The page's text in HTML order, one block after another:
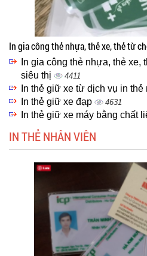
In gia công thẻ nhựa, thẻ xe, thẻ từ
In gia công thẻ nhựa, thẻ xe,
siêu thị
4411
In thẻ giữ xe từ dịch vụ in
In thẻ giữ xe đạp 4631
In thẻ giữ xe máy bằng chất
IN THẺ NHÂN VIÊN